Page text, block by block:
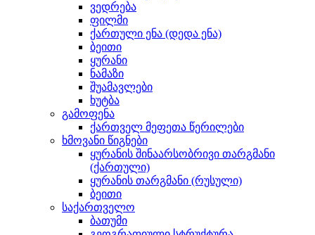
ვედრება
ფილმი
ქართული ენა (დედა ენა)
ბეითი
ყურანი
ნამაზი
შუამავლები
ხუტბა
გამოფენა
ქართველ მეფეთა წერილები
ხმოვანი წიგნები
ყურანის შინაარსობრივი თარგმანი
(ქართული)
ყურანის თარგმანი (რუსული)
ბეითი
საქართველო
ბათუმი